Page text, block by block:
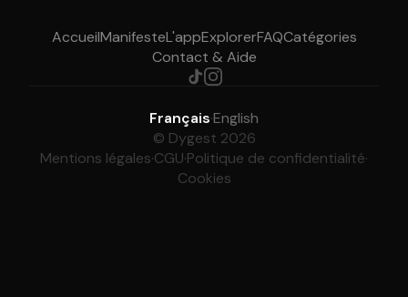
AccueilManifesteL'appExplorerFAQCatégories
Contact & Aide
Français·English
© Dygest 2026
Mentions légales·CGU·Politique de confidentialité·
Cookies